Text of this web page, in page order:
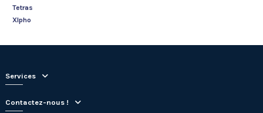
Tetras
XIpho
Services
Contactez-nous !